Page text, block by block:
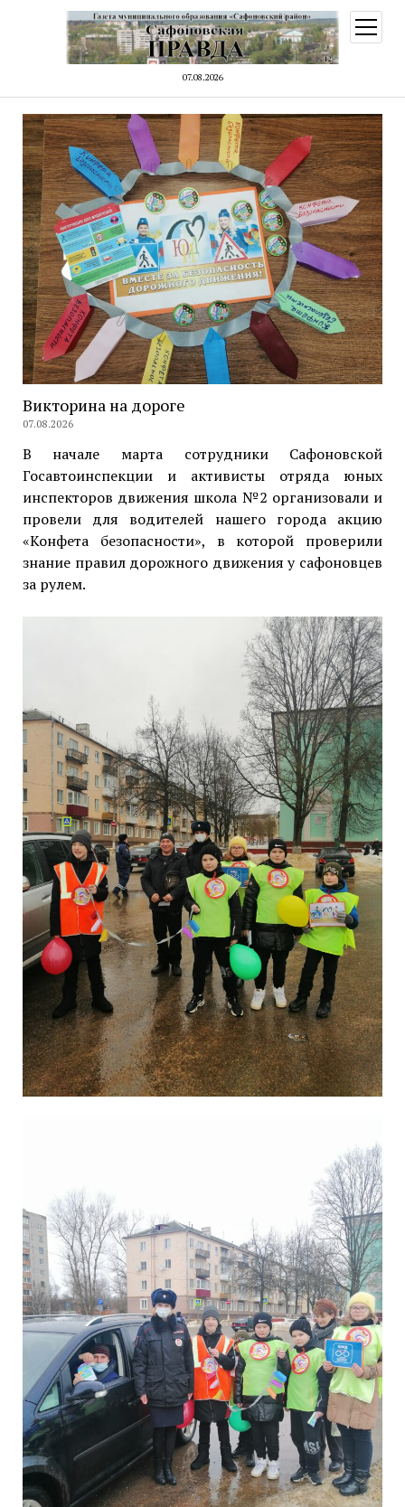
07.08.2026
меню
Викторина на дороге
07.08.2026
В начале марта сотрудники Сафоновской
Госавтоинспекции и активисты отряда юных
инспекторов движения школа №2 организовали и
провели для водителей нашего города акцию
«Конфета безопасности», в которой проверили
знание правил дорожного движения у сафоновцев
за рулем.